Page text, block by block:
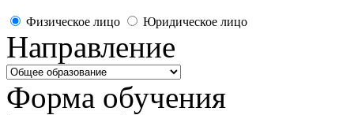
Физическое лицо Юридическое лицо
Направление
Форма обучения